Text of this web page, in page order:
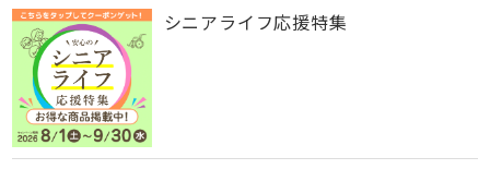
シニアライフ応援特集